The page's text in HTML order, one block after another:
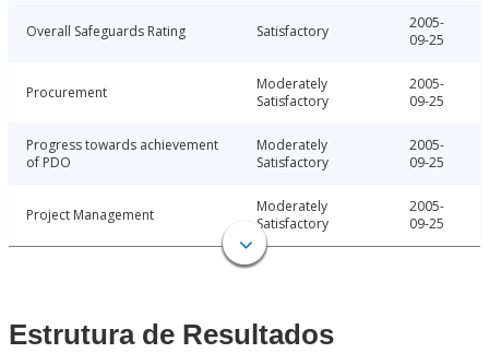
Overall Safeguards Rating Satisfactory
2005-
09-25
Procurement
Moderately
Satisfactory
2005-
09-25
Progress towards achievement
of PDO
Moderately
Satisfactory
2005-
09-25
Project Management
Moderately
Satisfactory
2005-
09-25
Estrutura de Resultados